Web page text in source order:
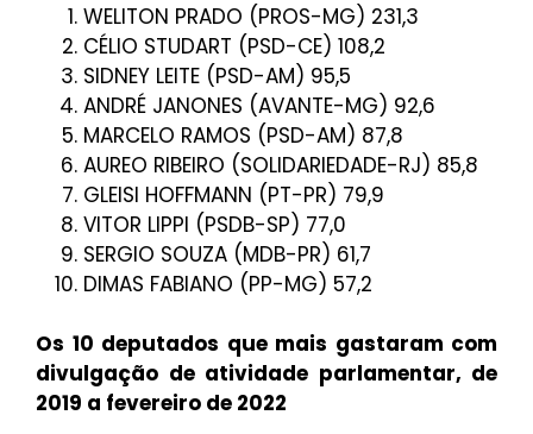
WELITON PRADO (PROS-MG) 231,3
CÉLIO STUDART (PSD-CE) 108,2
SIDNEY LEITE (PSD-AM) 95,5
ANDRÉ JANONES (AVANTE-MG) 92,6
MARCELO RAMOS (PSD-AM) 87,8
AUREO RIBEIRO (SOLIDARIEDADE-RJ) 85,8
GLEISI HOFFMANN (PT-PR) 79,9
VITOR LIPPI (PSDB-SP) 77,0
SERGIO SOUZA (MDB-PR) 61,7
DIMAS FABIANO (PP-MG) 57,2
Os 10 deputados que mais gastaram com
divulgação de atividade parlamentar, de
2019 a fevereiro de 2022